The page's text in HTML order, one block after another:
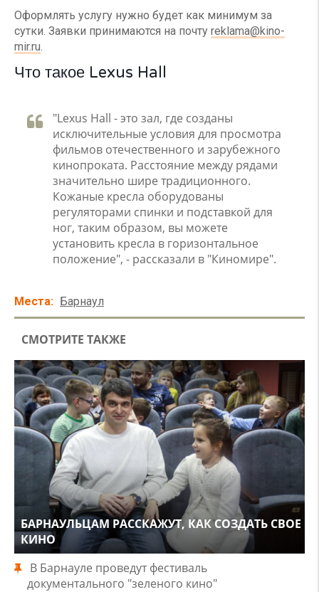
Оформлять услугу нужно будет как минимум за
сутки. Заявки принимаются на почту reklama@kino-
mir.ru
Что такое Lexus Hall
"Lexus Hall - это зал, где созданы
исключительные условия для просмотра
фильмов отечественного и зарубежного
кинопроката. Расстояние между рядами
значительно шире традиционного.
Кожаные кресла оборудованы
регуляторами спинки и подставкой для
ног, таким образом, вы можете
установить кресла в горизонтальное
положение", - рассказали в "Киномире".
Места Барнаул
СМОТРИТЕ ТАКЖЕ
БАРНАУЛЬЦАМ РАССКАЖУТ, КАК СОЗДАТЬ СВОЕ
КИНО
В Барнауле проведут фестиваль
документального "зеленого кино"